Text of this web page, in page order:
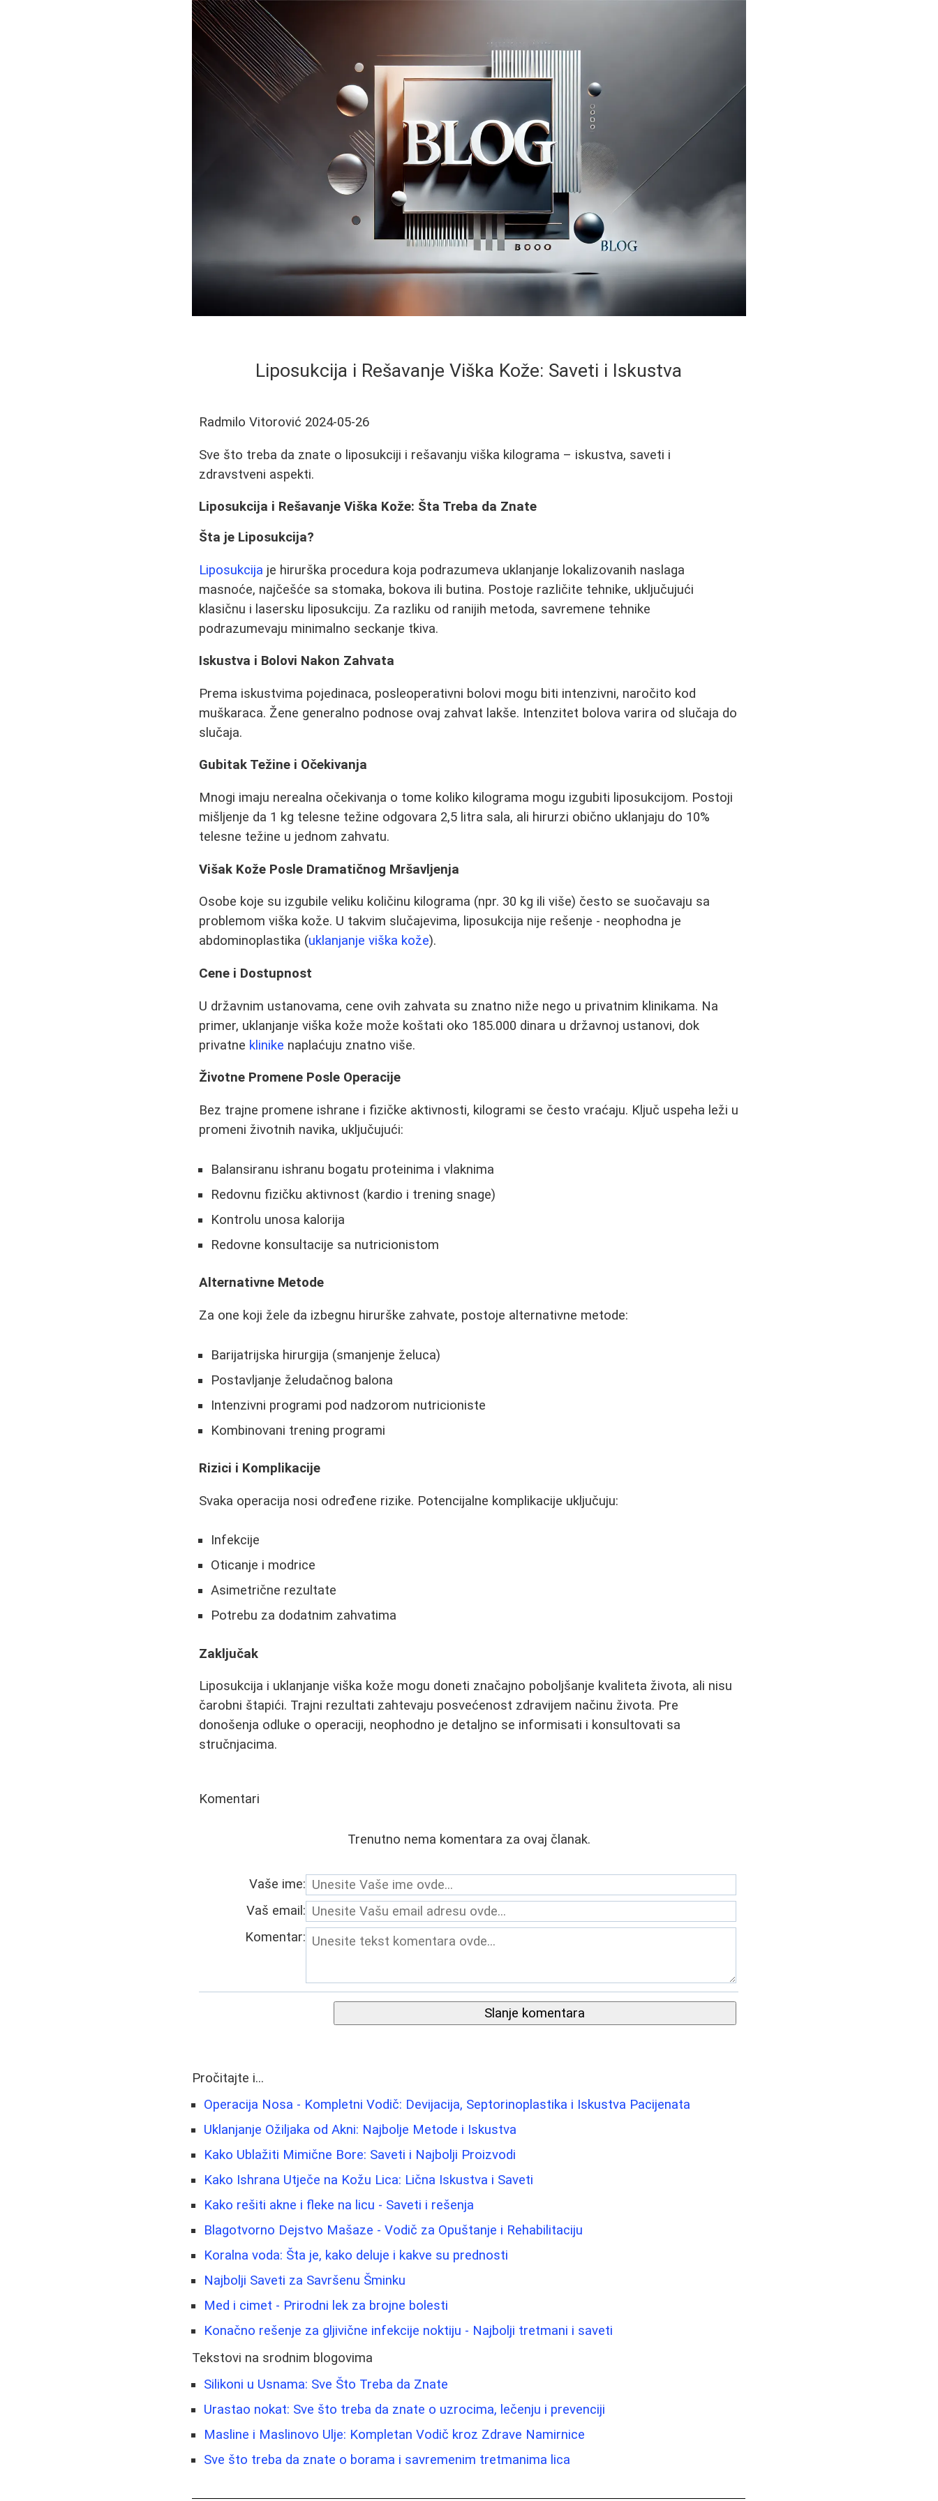
Liposukcija i Rešavanje Viška Kože: Saveti i Iskustva
Radmilo Vitorović 2024-05-26
Sve što treba da znate o liposukciji i rešavanju viška kilograma – iskustva, saveti i
zdravstveni aspekti.
Liposukcija i Rešavanje Viška Kože: Šta Treba da Znate
Šta je Liposukcija?
Liposukcija je hirurška procedura koja podrazumeva uklanjanje lokalizovanih naslaga
masnoće, najčešće sa stomaka, bokova ili butina. Postoje različite tehnike, uključujući
klasičnu i lasersku liposukciju. Za razliku od ranijih metoda, savremene tehnike
podrazumevaju minimalno seckanje tkiva.
Iskustva i Bolovi Nakon Zahvata
Prema iskustvima pojedinaca, posleoperativni bolovi mogu biti intenzivni, naročito kod
muškaraca. Žene generalno podnose ovaj zahvat lakše. Intenzitet bolova varira od slučaja do
slučaja.
Gubitak Težine i Očekivanja
Mnogi imaju nerealna očekivanja o tome koliko kilograma mogu izgubiti liposukcijom. Postoji
mišljenje da 1 kg telesne težine odgovara 2,5 litra sala, ali hirurzi obično uklanjaju do 10%
telesne težine u jednom zahvatu.
Višak Kože Posle Dramatičnog Mršavljenja
Osobe koje su izgubile veliku količinu kilograma (npr. 30 kg ili više) često se suočavaju sa
problemom viška kože. U takvim slučajevima, liposukcija nije rešenje - neophodna je
abdominoplastika (uklanjanje viška kože).
Cene i Dostupnost
U državnim ustanovama, cene ovih zahvata su znatno niže nego u privatnim klinikama. Na
primer, uklanjanje viška kože može koštati oko 185.000 dinara u državnoj ustanovi, dok
privatne klinike naplaćuju znatno više.
Životne Promene Posle Operacije
Bez trajne promene ishrane i fizičke aktivnosti, kilogrami se često vraćaju. Ključ uspeha leži u
promeni životnih navika, uključujući:
Balansiranu ishranu bogatu proteinima i vlaknima
Redovnu fizičku aktivnost (kardio i trening snage)
Kontrolu unosa kalorija
Redovne konsultacije sa nutricionistom
Alternativne Metode
Za one koji žele da izbegnu hirurške zahvate, postoje alternativne metode:
Barijatrijska hirurgija (smanjenje želuca)
Postavljanje želudačnog balona
Intenzivni programi pod nadzorom nutricioniste
Kombinovani trening programi
Rizici i Komplikacije
Svaka operacija nosi određene rizike. Potencijalne komplikacije uključuju:
Infekcije
Oticanje i modrice
Asimetrične rezultate
Potrebu za dodatnim zahvatima
Zaključak
Liposukcija i uklanjanje viška kože mogu doneti značajno poboljšanje kvaliteta života, ali nisu
čarobni štapići. Trajni rezultati zahtevaju posvećenost zdravijem načinu života. Pre
donošenja odluke o operaciji, neophodno je detaljno se informisati i konsultovati sa
stručnjacima.
Komentari
Trenutno nema komentara za ovaj članak.
Vaše ime:
Vaš email:
Komentar:
Slanje komentara
Pročitajte i...
Operacija Nosa - Kompletni Vodič: Devijacija, Septorinoplastika i Iskustva Pacijenata
Uklanjanje Ožiljaka od Akni: Najbolje Metode i Iskustva
Kako Ublažiti Mimične Bore: Saveti i Najbolji Proizvodi
Kako Ishrana Utječe na Kožu Lica: Lična Iskustva i Saveti
Kako rešiti akne i fleke na licu - Saveti i rešenja
Blagotvorno Dejstvo Mašaze - Vodič za Opuštanje i Rehabilitaciju
Koralna voda: Šta je, kako deluje i kakve su prednosti
Najbolji Saveti za Savršenu Šminku
Med i cimet - Prirodni lek za brojne bolesti
Konačno rešenje za gljivične infekcije noktiju - Najbolji tretmani i saveti
Tekstovi na srodnim blogovima
Silikoni u Usnama: Sve Što Treba da Znate
Urastao nokat: Sve što treba da znate o uzrocima, lečenju i prevenciji
Masline i Maslinovo Ulje: Kompletan Vodič kroz Zdrave Namirnice
Sve što treba da znate o borama i savremenim tretmanima lica